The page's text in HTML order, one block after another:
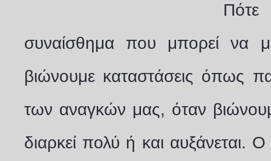
συναίσθημα που μπορεί να
βιώνουμε καταστάσεις όπως
των αναγκών μας, όταν
διαρκεί πολύ ή και αυξάνεται.